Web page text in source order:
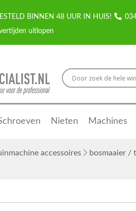
BINNEN 48 UUR IN HUIS!
Nieten Machines
accessoires bosmaaier /